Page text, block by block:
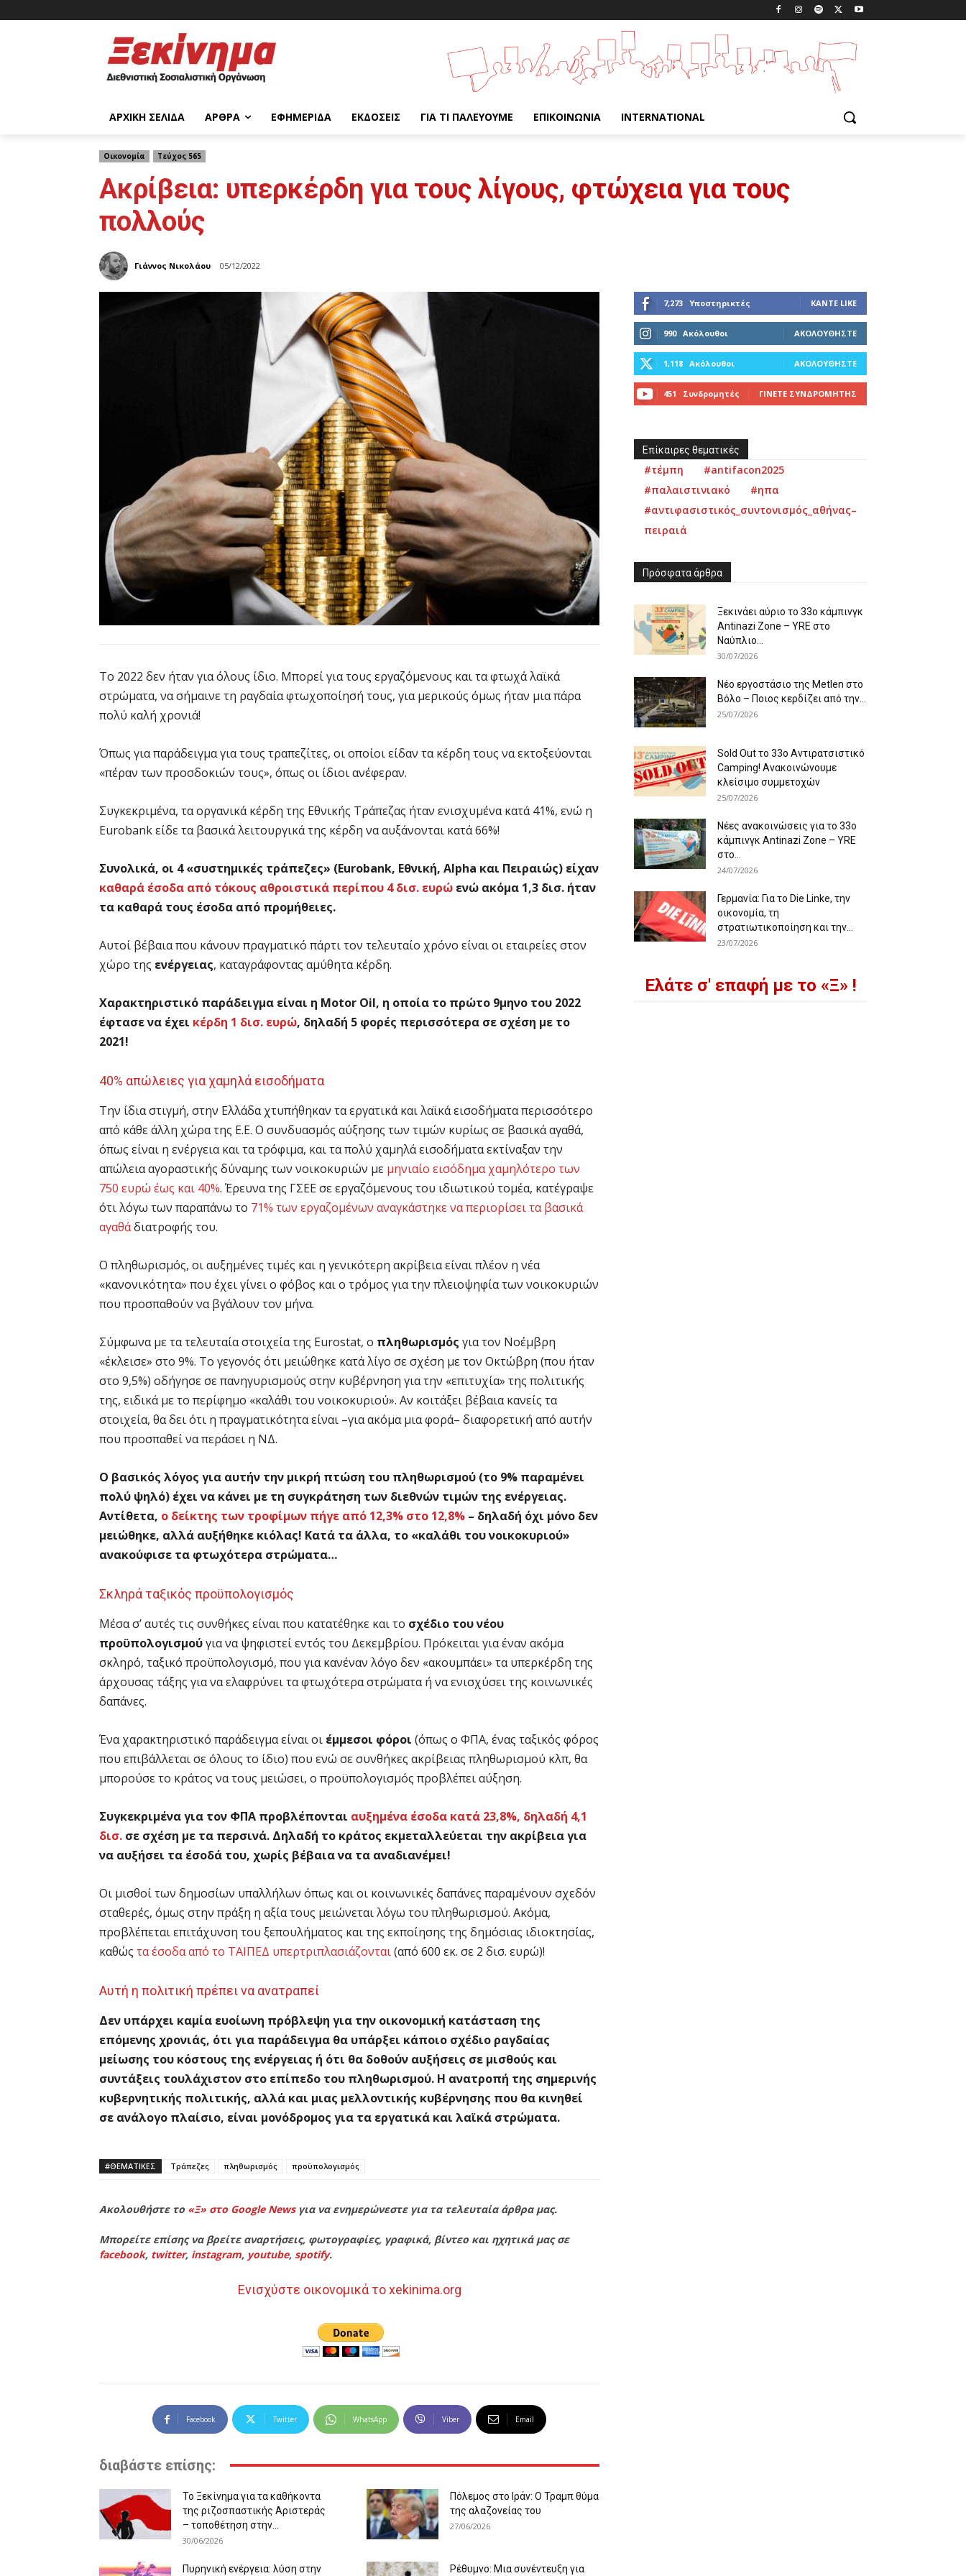
ΑΡΧΙΚΉ ΣΕΛΊΔΑ ΆΡΘΡΑ ΕΦΗΜΕΡΊΔΑ ΕΚΔΌΣΕΙΣ ΓΙΑ ΤΙ ΠΑΛΕΎΟΥΜΕ ΕΠΙΚΟΙΝΩΝΊΑ INTERNATIONAL
Οικονομία Τεύχος 565
Ακρίβεια: υπερκέρδη για τους λίγους, φτώχεια για τους
πολλούς
Γιάννος Νικολάου 05/12/2022
Το 2022 δεν ήταν για όλους ίδιο. Μπορεί για τους εργαζόμενους και τα φτωχά λαϊκά
στρώματα, να σήμαινε τη ραγδαία φτωχοποίησή τους, για μερικούς όμως ήταν μια πάρα
πολύ καλή χρονιά!
Όπως για παράδειγμα για τους τραπεζίτες, οι οποίοι είδαν τα κέρδη τους να εκτοξεύονται
«πέραν των προσδοκιών τους», όπως οι ίδιοι ανέφεραν.
Συγκεκριμένα, τα οργανικά κέρδη της Εθνικής Τράπεζας ήταν ενισχυμένα κατά 41%, ενώ η
Eurobank είδε τα βασικά λειτουργικά της κέρδη να αυξάνονται κατά 66%!
Συνολικά, οι 4 «συστημικές τράπεζες» (Eurobank, Εθνική, Alpha και Πειραιώς) είχαν
καθαρά έσοδα από τόκους αθροιστικά περίπου 4 δισ. ευρώ ενώ ακόμα 1,3 δισ. ήταν
τα καθαρά τους έσοδα από προμήθειες.
Αυτοί βέβαια που κάνουν πραγματικό πάρτι τον τελευταίο χρόνο είναι οι εταιρείες στον
χώρο της ενέργειας, καταγράφοντας αμύθητα κέρδη.
Χαρακτηριστικό παράδειγμα είναι η Motor Oil, η οποία το πρώτο 9μηνο του 2022
έφτασε να έχει κέρδη 1 δισ. ευρώ, δηλαδή 5 φορές περισσότερα σε σχέση με το
2021!
40% απώλειες για χαμηλά εισοδήματα
Την ίδια στιγμή, στην Ελλάδα χτυπήθηκαν τα εργατικά και λαϊκά εισοδήματα περισσότερο
από κάθε άλλη χώρα της Ε.Ε. Ο συνδυασμός αύξησης των τιμών κυρίως σε βασικά αγαθά,
όπως είναι η ενέργεια και τα τρόφιμα, και τα πολύ χαμηλά εισοδήματα εκτίναξαν την
απώλεια αγοραστικής δύναμης των νοικοκυριών με μηνιαίο εισόδημα χαμηλότερο των
750 ευρώ έως και 40%. Έρευνα της ΓΣΕΕ σε εργαζόμενους του ιδιωτικού τομέα, κατέγραψε
ότι λόγω των παραπάνω το 71% των εργαζομένων αναγκάστηκε να περιορίσει τα βασικά
αγαθάδιατροφής του.
Ο πληθωρισμός, οι αυξημένες τιμές και η γενικότερη ακρίβεια είναι πλέον η νέα
«κανονικότητα» που έχει γίνει ο φόβος και ο τρόμος για την πλειοψηφία των νοικοκυριών
που προσπαθούν να βγάλουν τον μήνα.
Σύμφωνα με τα τελευταία στοιχεία της Eurostat, ο πληθωρισμός για τον Νοέμβρη
«έκλεισε» στο 9%. Το γεγονός ότι μειώθηκε κατά λίγο σε σχέση με τον Οκτώβρη (που ήταν
στο 9,5%) οδήγησε σε πανηγυρισμούς στην κυβέρνηση για την «επιτυχία» της πολιτικής
της, ειδικά με το περίφημο «καλάθι του νοικοκυριού». Αν κοιτάξει βέβαια κανείς τα
στοιχεία, θα δει ότι η πραγματικότητα είναι –για ακόμα μια φορά– διαφορετική από αυτήν
που προσπαθεί να περάσει η ΝΔ.
Ο βασικός λόγος για αυτήν την μικρή πτώση του πληθωρισμού (το 9% παραμένει
πολύ ψηλό) έχει να κάνει με τη συγκράτηση των διεθνών τιμών της ενέργειας.
Αντίθετα, ο δείκτης των τροφίμων πήγε από 12,3% στο 12,8% – δηλαδή όχι μόνο δεν
μειώθηκε, αλλά αυξήθηκε κιόλας! Κατά τα άλλα, το «καλάθι του νοικοκυριού»
ανακούφισε τα φτωχότερα στρώματα…
Σκληρά ταξικός προϋπολογισμός
Μέσα σ’ αυτές τις συνθήκες είναι που κατατέθηκε και το σχέδιο του νέου
προϋπολογισμούγια να ψηφιστεί εντός του Δεκεμβρίου. Πρόκειται για έναν ακόμα
σκληρό, ταξικό προϋπολογισμό, που για κανέναν λόγο δεν «ακουμπάει» τα υπερκέρδη της
άρχουσας τάξης για να ελαφρύνει τα φτωχότερα στρώματα ή να ενισχύσει της κοινωνικές
δαπάνες.
Ένα χαρακτηριστικό παράδειγμα είναι οι έμμεσοι φόροι (όπως ο ΦΠΑ, ένας ταξικός φόρος
που επιβάλλεται σε όλους το ίδιο) που ενώ σε συνθήκες ακρίβειας πληθωρισμού κλπ, θα
μπορούσε το κράτος να τους μειώσει, ο προϋπολογισμός προβλέπει αύξηση.
Συγκεκριμένα για τον ΦΠΑ προβλέπονται αυξημένα έσοδα κατά 23,8%, δηλαδή 4,1
δισ. σε σχέση με τα περσινά. Δηλαδή το κράτος εκμεταλλεύεται την ακρίβεια για
να αυξήσει τα έσοδά του, χωρίς βέβαια να τα αναδιανέμει!
Οι μισθοί των δημοσίων υπαλλήλων όπως και οι κοινωνικές δαπάνες παραμένουν σχεδόν
σταθερές, όμως στην πράξη η αξία τους μειώνεται λόγω του πληθωρισμού. Ακόμα,
προβλέπεται επιτάχυνση του ξεπουλήματος και της εκποίησης της δημόσιας ιδιοκτησίας,
καθώς τα έσοδα από το ΤΑΙΠΕΔ υπερτριπλασιάζονται(από 600 εκ. σε 2 δισ. ευρώ)!
Αυτή η πολιτική πρέπει να ανατραπεί
Δεν υπάρχει καμία ευοίωνη πρόβλεψη για την οικονομική κατάσταση της
επόμενης χρονιάς, ότι για παράδειγμα θα υπάρξει κάποιο σχέδιο ραγδαίας
μείωσης του κόστους της ενέργειας ή ότι θα δοθούν αυξήσεις σε μισθούς και
συντάξεις τουλάχιστον στο επίπεδο του πληθωρισμού. Η ανατροπή της σημερινής
κυβερνητικής πολιτικής, αλλά και μιας μελλοντικής κυβέρνησης που θα κινηθεί
σε ανάλογο πλαίσιο, είναι μονόδρομος για τα εργατικά και λαϊκά στρώματα.
#ΘΕΜΑΤΙΚΈΣ Τράπεζες πληθωρισμός προϋπολογισμός
Ακολουθήστε το «Ξ» στο Google Newsγια να ενημερώνεστε για τα τελευταία άρθρα μας.
Μπορείτε επίσης να βρείτε αναρτήσεις, φωτογραφίες, γραφικά, βίντεο και ηχητικά μας σε
facebook, twitter, instagram, youtube, spotify.
Ενισχύστε οικονομικά το xekinima.org
Facebook Twitter WhatsApp Viber Email
διαβάστε επίσης:
Το Ξεκίνημα για τα καθήκοντα
της ριζοσπαστικής Αριστεράς
– τοποθέτηση στην...
30/06/2026
Πόλεμος στο Ιράν: Ο Τραμπ θύμα
της αλαζονείας του
27/06/2026
Πυρηνική ενέργεια: λύση στην Ρέθυμνο: Μια συνέντευξη για
7,273 Υποστηρικτές ΚΆΝΤΕ LIKE
990 Ακόλουθοι ΑΚΟΛΟΥΘΉΣΤΕ
1,118 Ακόλουθοι ΑΚΟΛΟΥΘΉΣΤΕ
451 Συνδρομητές ΓΊΝΕΤΕ ΣΥΝΔΡΟΜΗΤΉΣ
Επίκαιρες θεματικές
#τέμπη
#antifacon2025
#παλαιστινιακό
#ηπα
#αντιφασιστικός_συντονισμός_αθήνας–
πειραιά
Πρόσφατα άρθρα
Ξεκινάει αύριο το 33ο κάμπινγκ
Antinazi Zone – YRE στο
Ναύπλιο...
30/07/2026
Νέο εργοστάσιο της Metlen στο
Βόλο – Ποιος κερδίζει από την...
25/07/2026
Sold Out το 33ο Αντιρατσιστικό
Camping! Ανακοινώνουμε
κλείσιμο συμμετοχών
25/07/2026
Νέες ανακοινώσεις για το 33ο
κάμπινγκ Antinazi Zone – YRE
στο...
24/07/2026
Γερμανία: Για το Die Linke, την
οικονομία, τη
στρατιωτικοποίηση και την...
23/07/2026
Ελάτε σ' επαφή με το «Ξ» !